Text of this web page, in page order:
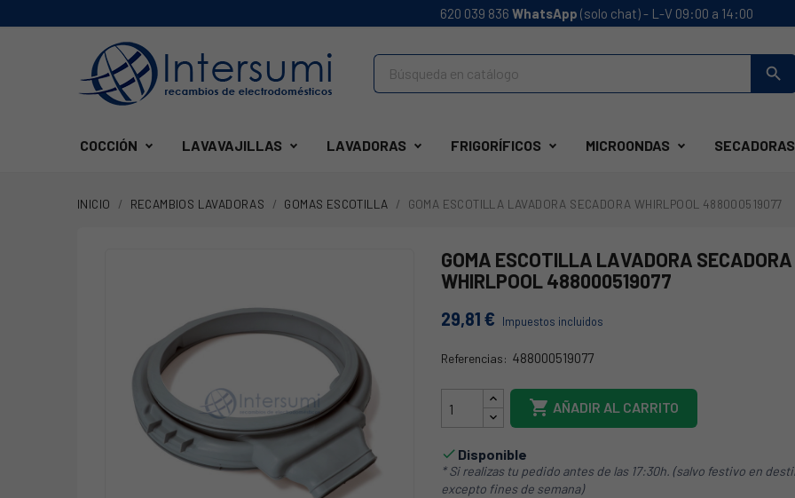
620 039 836 WhatsApp (solo chat) - L-V 09:00 a 14:00
search
COCCIÓN LAVAVAJILLAS LAVADORAS FRIGORÍFICOS MICROONDAS SECADORAS
INICIO RECAMBIOS LAVADORAS GOMAS ESCOTILLA GOMA ESCOTILLA LAVADORA SECADORA WHIRLPOOL 488000519077
GOMA ESCOTILLA LAVADORA SECADORA
WHIRLPOOL 488000519077
29,81 € Impuestos incluidos
Referencias: 488000519077
C00519077
 AÑADIR AL CARRITO
 Disponible
* Si realizas tu pedido antes de las 17:30h. (salvo festivo en
excepto fines de semana)